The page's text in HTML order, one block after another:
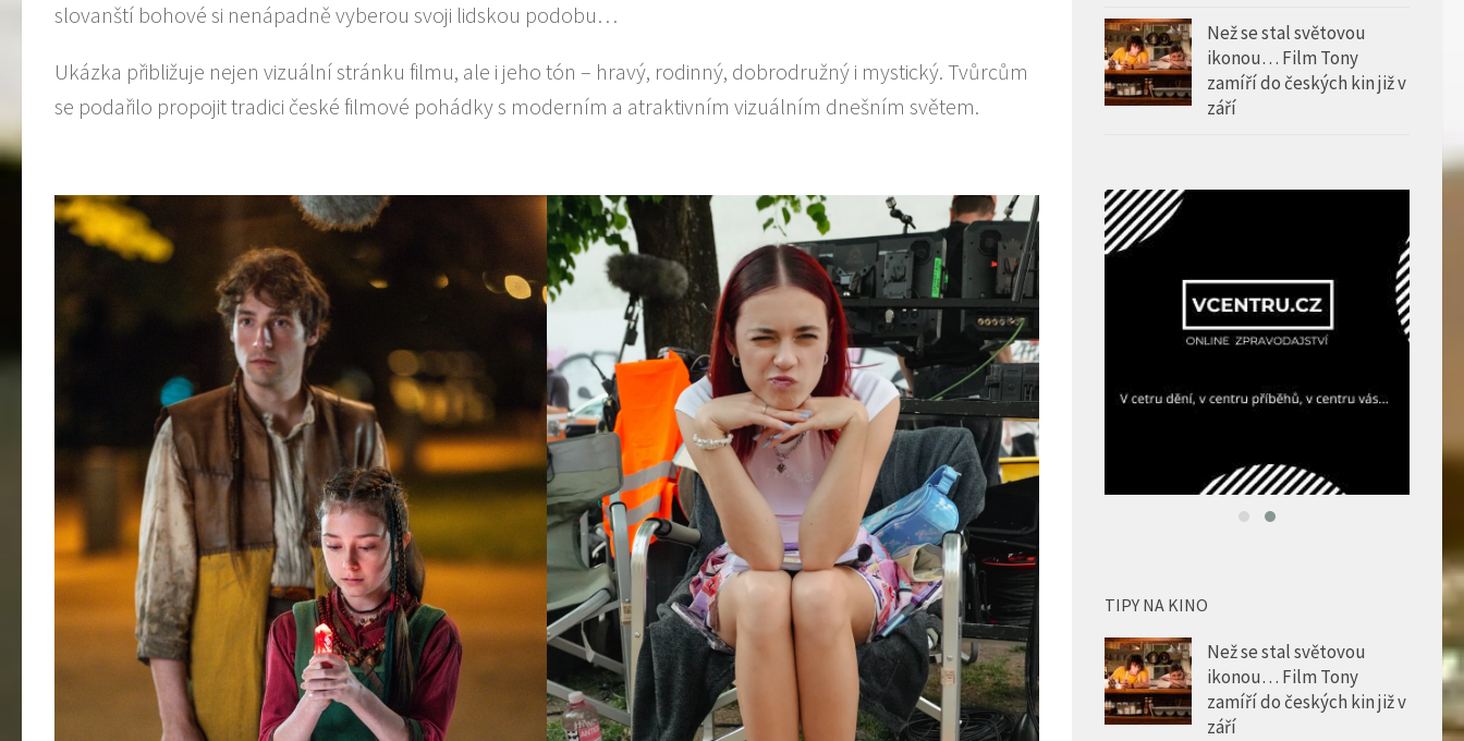
slovanští bohové si nenápadně vyberou svoji lidskou podobu…
Ukázka přibližuje nejen vizuální stránku filmu, ale i jeho tón – hravý, rodinný, dobrodružný i mystický. Tvůrcům
se podařilo propojit tradici české filmové pohádky s moderním a atraktivním vizuálním dnešním světem.
Než se stal světovou
ikonou… Film Tony
zamíří do českých kin již v
září
TIPY NA KINO
Než se stal světovou
ikonou… Film Tony
zamíří do českých kin již v
září